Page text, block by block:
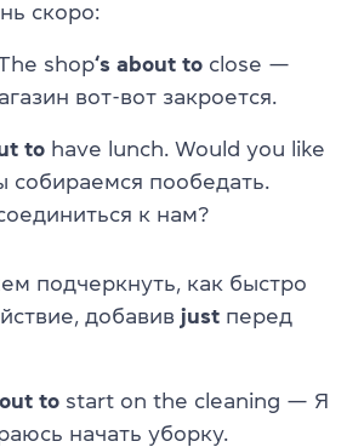
скоро:
shop‘s about to close —
вот-вот закроется.
to have lunch. Would you like
собираемся пообедать.
к нам?
подчеркнуть, как быстро
добавив just перед
to start on the cleaning — Я
начать уборку.